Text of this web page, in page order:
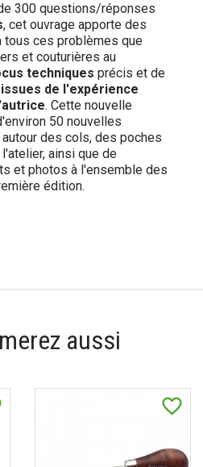
300 questions/réponses
, cet ouvrage apporte des
tous ces problèmes que
et couturières au
techniques précis et de
de l'expérience
. Cette nouvelle
50 nouvelles
des cols, des poches
ainsi que de
et photos à l'ensemble des
édition.
aussi
favorite_border